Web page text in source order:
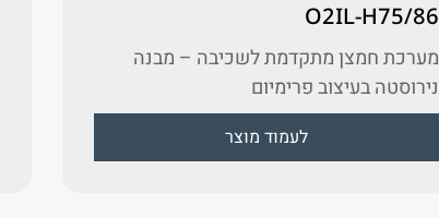
O2IL-H75/86
מערכת חמצן מתקדמת לשכיבה – מבנה
נירוסטה בעיצוב פרימיום
לעמוד מוצר